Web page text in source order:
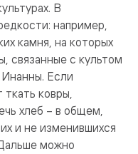
В
например,
камня, на которых
связанные с культом
Если
ткать ковры,
хлеб – в общем,
и не изменившихся
можно